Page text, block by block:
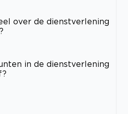
over de dienstverlening
in de dienstverlening